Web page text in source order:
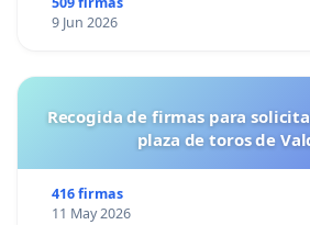
9 Jun 2026
Recogida de firmas para
plaza de toros de
416 firmas
11 May 2026